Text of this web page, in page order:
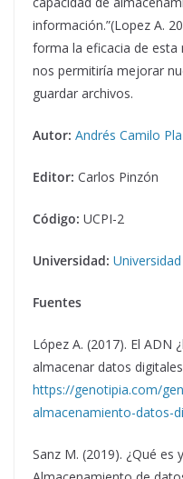
información.”(Lopez A.
forma la eficacia de
nos permitiría mejorar
guardar archivos.
Autor: Andrés Camilo
Editor: Carlos Pinzón
Código: UCPI-2
Universidad:
Fuentes
López A. (2017). El ADN
almacenar datos
https://genotipia.com/
almacenamiento-datos-
Sanz M. (2019). ¿Qué es